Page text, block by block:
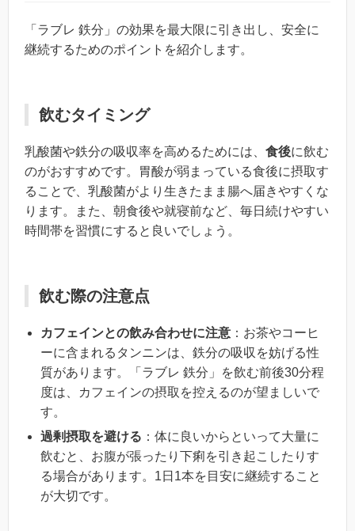
「ラブレ 鉄分」の効果を最大限に引き出し、安全に
継続するためのポイントを紹介します。
飲むタイミング
乳酸菌や鉄分の吸収率を高めるためには、 食後に飲む
のがおすすめです。胃酸が弱まっている食後に摂取す
ることで、乳酸菌がより生きたまま腸へ届きやすくな
ります。また、朝食後や就寝前など、毎日続けやすい
時間帯を習慣にすると良いでしょう。
飲む際の注意点
カフェインとの飲み合わせに注意 ：お茶やコーヒ
ーに含まれるタンニンは、鉄分の吸収を妨げる性
質があります。「ラブレ 鉄分」を飲む前後30分程
度は、カフェインの摂取を控えるのが望ましいで
す。
過剰摂取を避ける ：体に良いからといって大量に
飲むと、お腹が張ったり下痢を引き起こしたりす
る場合があります。1日1本を目安に継続すること
が大切です。